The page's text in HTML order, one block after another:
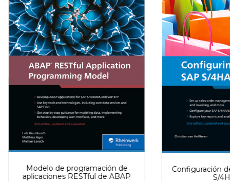
Modelo de programación de
aplicaciones RESTful de ABAP
Configuración
S/